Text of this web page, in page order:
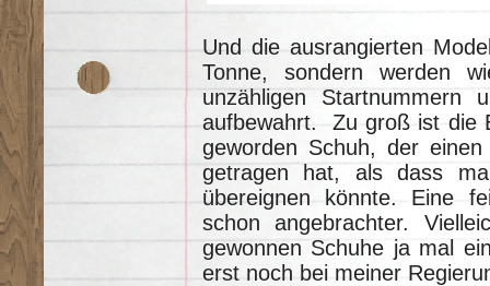
Und die ausrangierten
Tonne, sondern werden
unzähligen Startnummern
aufbewahrt. Zu groß ist die
geworden Schuh, der
getragen hat, als dass
übereignen könnte. Eine
schon angebrachter.
gewonnen Schuhe ja mal
erst noch bei meiner